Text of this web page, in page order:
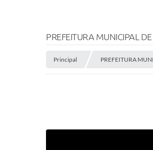
PREFEITURA MUNICIPAL
Principal PREFEITURA